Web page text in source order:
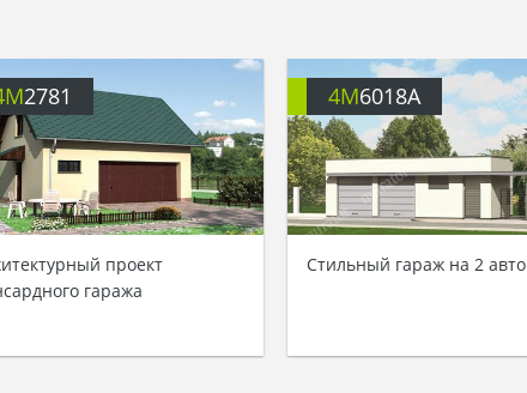
2781
проект
гаража
4M6018A
Стильный гараж на 2 авто